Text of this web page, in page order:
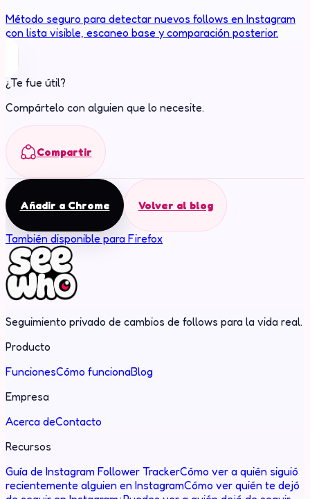
Método seguro para detectar nuevos follows en Instagram
con lista visible, escaneo base y comparación posterior.
¿Te fue útil?
Compártelo con alguien que lo necesite.
Compartir
Añadir a Chrome Volver al blog
También disponible para Firefox
Seguimiento privado de cambios de follows para la vida real.
Producto
FuncionesCómo funcionaBlog
Empresa
Acerca deContacto
Recursos
Guía de Instagram Follower TrackerCómo ver a quién siguió
recientemente alguien en InstagramCómo ver quién te dejó